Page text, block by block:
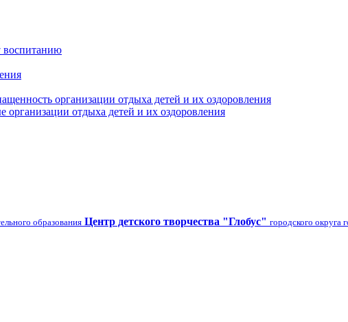
воспитанию
организации отдыха детей и их оздоровления
организации отдыха детей и их оздоровления
образования Центр детского творчества "Глобус" городского округа